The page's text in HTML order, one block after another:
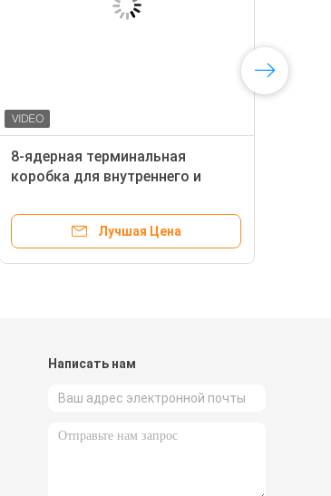
8-ядерная терминальная
коробка для внутреннего и
соединения
Лучшая Цена
Написать нам